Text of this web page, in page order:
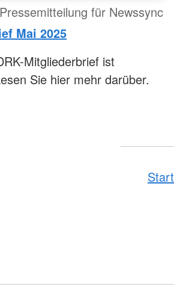
Pressemitteilung für Newssync
Mai 2025
Mitgliederbrief ist
Sie hier mehr darüber.
Start